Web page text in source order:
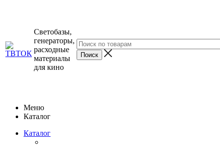
Светобазы,
генераторы,
расходные
материалы
для кино
Меню
Каталог
Каталог